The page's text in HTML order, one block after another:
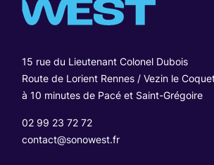
15 rue du Lieutenant Colonel Dubois
Route de Lorient Rennes / Vezin le
à 10 minutes de Pacé et Saint-Grégoire
02 99 23 72 72
contact@sonowest.fr